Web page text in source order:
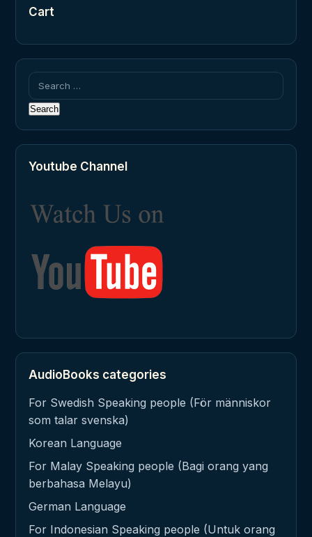
Cart
Search
for:
Youtube Channel
AudioBooks categories
For Swedish Speaking people (För människor
som talar svenska)
Korean Language
For Malay Speaking people (Bagi orang yang
berbahasa Melayu)
German Language
For Indonesian Speaking people (Untuk orang